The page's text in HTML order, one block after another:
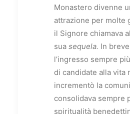
Monastero divenne
attrazione per molte
il Signore chiamava
sua sequela. In
l’ingresso sempre
di candidate alla vita
incrementò la
consolidava sempre
spiritualità